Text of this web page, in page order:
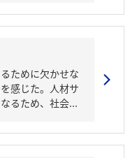
ために欠かせな
感じた。人材サ
るため、社会...